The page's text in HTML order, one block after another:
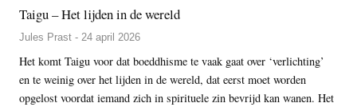
Taigu – Het lijden in de wereld
Jules Prast - 24 april 2026
Het komt Taigu voor dat boeddhisme te vaak gaat over ‘verlichting’
en te weinig over het lijden in de wereld, dat eerst moet worden
opgelost voordat iemand zich in spirituele zin bevrijd kan wanen. Het